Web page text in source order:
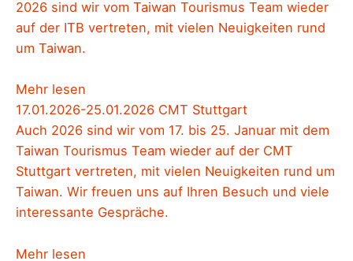
2026 sind wir vom Taiwan Tourismus Team wieder
auf der ITB vertreten, mit vielen Neuigkeiten rund
um Taiwan.
Mehr lesen
17.01.2026-25.01.2026 CMT Stuttgart
Auch 2026 sind wir vom 17. bis 25. Januar mit dem
Taiwan Tourismus Team wieder auf der CMT
Stuttgart vertreten, mit vielen Neuigkeiten rund um
Taiwan. Wir freuen uns auf Ihren Besuch und viele
interessante Gespräche.
Mehr lesen